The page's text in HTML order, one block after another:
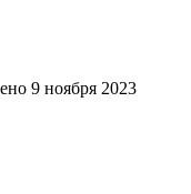
9 ноября 2023